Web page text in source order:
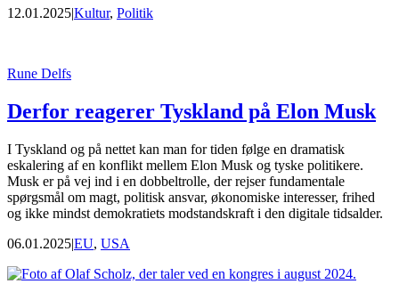
12.01.2025|Kultur, Politik
Rune Delfs
Derfor reagerer Tyskland på Elon Musk
I Tyskland og på nettet kan man for tiden følge en dramatisk
eskalering af en konflikt mellem Elon Musk og tyske politikere.
Musk er på vej ind i en dobbeltrolle, der rejser fundamentale
spørgsmål om magt, politisk ansvar, økonomiske interesser, frihed
og ikke mindst demokratiets modstandskraft i den digitale tidsalder.
06.01.2025|EU, USA